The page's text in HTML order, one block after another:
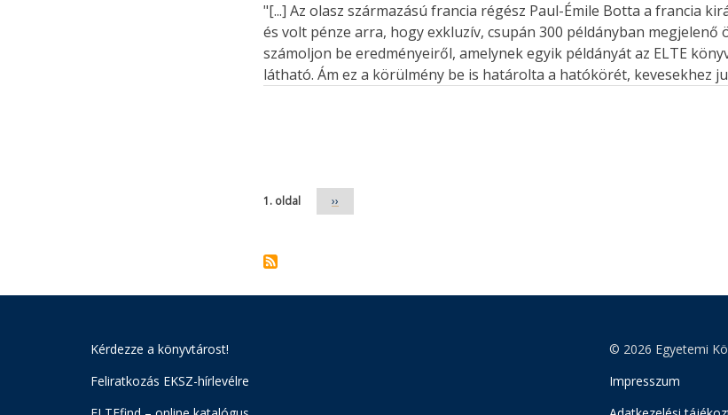
"[...] Az olasz származású francia régész Paul-Émile Botta a francia
és volt pénze arra, hogy exkluzív, csupán 300 példányban megjelenő
számoljon be eredményeiről, amelynek egyik példányát az ELTE
látható. Ám ez a körülmény be is határolta a hatókörét, kevesekhez
1. oldal Következő
oldal
››
Kérdezze a könyvtárost!
Feliratkozás EKSZ-hírlevélre
© 2026 Egyetemi
Impresszum